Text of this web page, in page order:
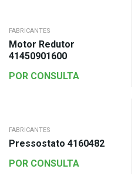
FABRICANTES
Motor Redutor
41450901600
POR CONSULTA
FABRICANTES
Pressostato 4160482
POR CONSULTA